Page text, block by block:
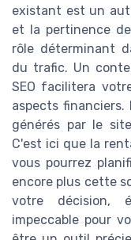
existant est un
et la pertinence
rôle déterminant
du trafic. Un
SEO facilitera
aspects financiers.
générés par le
C'est ici que la
vous pourrez
encore plus cette
votre décision,
impeccable pour